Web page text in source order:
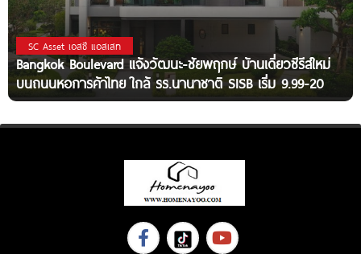
SC Asset เอสซี แอสเสท
Bangkok Boulevard แจ้งวัฒนะ-ชัยพฤกษ์ บ้านเดี่ยวซีรีส์ใหม่
บนถนนหอการค้าไทย ใกล้ รร.นานาชาติ SISB เริ่ม 9.99-20